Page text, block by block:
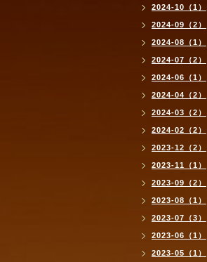
2024-10（1）
2024-09（2）
2024-08（1）
2024-07（2）
2024-06（1）
2024-04（2）
2024-03（2）
2024-02（2）
2023-12（2）
2023-11（1）
2023-09（2）
2023-08（1）
2023-07（3）
2023-06（1）
2023-05（1）